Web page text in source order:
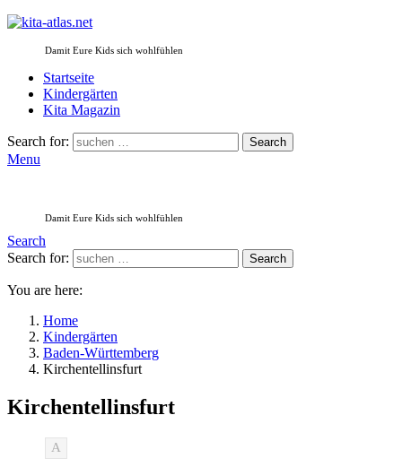
Damit Eure Kids sich wohlfühlen
Startseite
Kindergärten
Kita Magazin
Search for: Search
Menu
Damit Eure Kids sich wohlfühlen
Search
Search for:
Search
You are here:
Home
Kindergärten
Baden-Württemberg
Kirchentellinsfurt
Kirchentellinsfurt
A